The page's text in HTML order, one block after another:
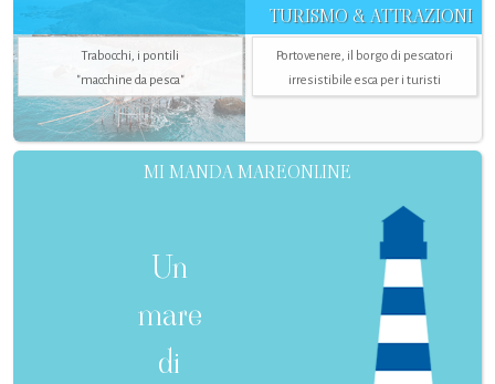
TURISMO & ATTRAZIONI
Trabocchi, i pontili
"macchine da pesca"
Portovenere, il borgo di pescatori
irresistibile esca per i turisti
MI MANDA MAREONLINE
Un
mare
di